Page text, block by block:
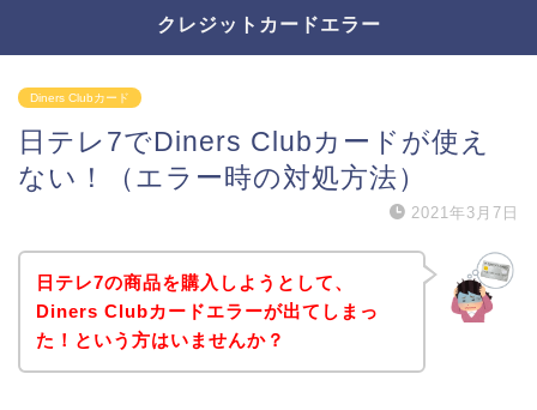
クレジットカードエラー
Diners Clubカード
日テレ7でDiners Clubカードが使え
ない！（エラー時の対処方法）
2021年3月7日
日テレ7の商品を購入しようとして、
Diners Clubカードエラーが出てしまっ
た！という方はいませんか？